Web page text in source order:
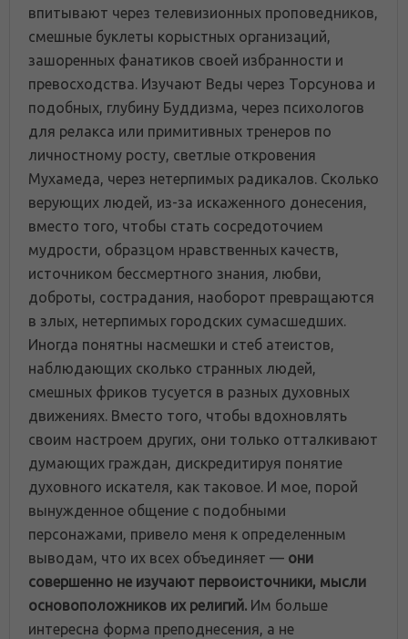
впитывают через телевизионных проповедников,
смешные буклеты корыстных организаций,
зашоренных фанатиков своей избранности и
превосходства. Изучают Веды через Торсунова и
подобных, глубину Буддизма, через психологов
для релакса или примитивных тренеров по
личностному росту, светлые откровения
Мухамеда, через нетерпимых радикалов. Сколько
верующих людей, из-за искаженного донесения,
вместо того, чтобы стать сосредоточием
мудрости, образцом нравственных качеств,
источником бессмертного знания, любви,
доброты, сострадания, наоборот превращаются
в злых, нетерпимых городских сумасшедших.
Иногда понятны насмешки и стеб атеистов,
наблюдающих сколько странных людей,
смешных фриков тусуется в разных духовных
движениях. Вместо того, чтобы вдохновлять
своим настроем других, они только отталкивают
думающих граждан, дискредитируя понятие
духовного искателя, как таковое. И мое, порой
вынужденное общение с подобными
персонажами, привело меня к определенным
выводам, что их всех объединяет — они
совершенно не изучают первоисточники, мысли
основоположников их религий. Им больше
интересна форма преподнесения, а не